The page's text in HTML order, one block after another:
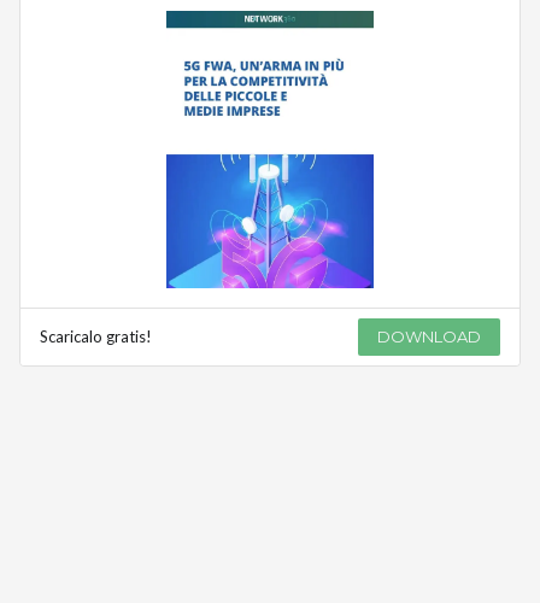
Scaricalo gratis! DOWNLOAD